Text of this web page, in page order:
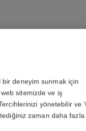
LE GEL
Lake Görünümlü
deneyim sunmak için
sitemizde ve iş
yönetebilir ve
zaman daha fazla